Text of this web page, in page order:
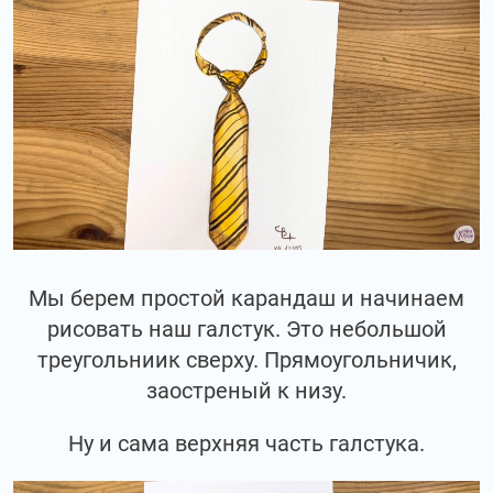
Мы берем простой карандаш и начинаем
рисовать наш галстук. Это небольшой
треугольниик сверху. Прямоугольничик,
заостреный к низу.
Ну и сама верхняя часть галстука.